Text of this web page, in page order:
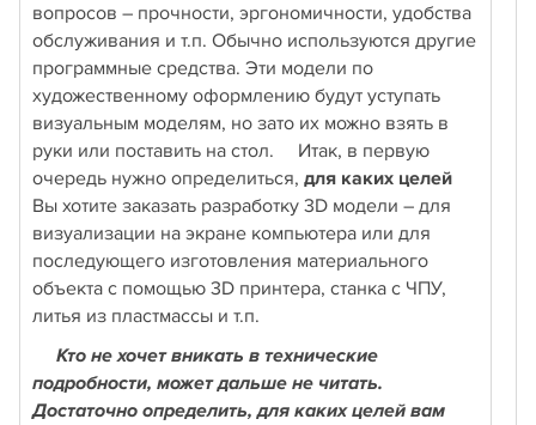
вопросов – прочности, эргономичности, удобства
обслуживания и т.п. Обычно используются другие
программные средства. Эти модели по
художественному оформлению будут уступать
визуальным моделям, но зато их можно взять в
руки или поставить на стол. Итак, в первую
очередь нужно определиться, для каких целей
Вы хотите заказать разработку 3D модели – для
визуализации на экране компьютера или для
последующего изготовления материального
объекта с помощью 3D принтера, станка с ЧПУ,
литья из пластмассы и т.п.
Кто не хочет вникать в технические
подробности, может дальше не читать.
Достаточно определить, для каких целей вам